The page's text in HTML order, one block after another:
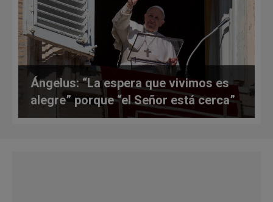
Ángelus: “La espera que vivimos es
alegre” porque “el Señor está cerca”